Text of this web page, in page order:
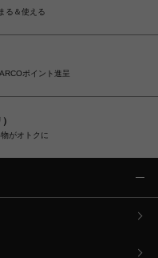
る＆使える
ポイント進呈
がオトクに